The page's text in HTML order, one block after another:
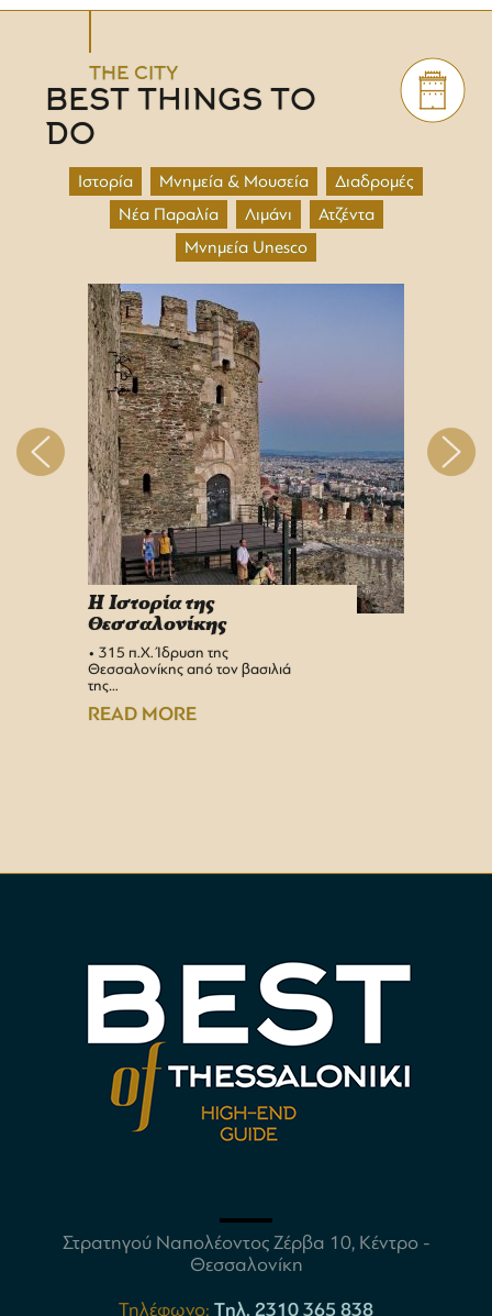
THE CITY
BEST THINGS TO
DO
Ιστορία Μνημεία & Μουσεία
Διαδρομές
Νέα Παραλία
Λιμάνι
Ατζέντα
Μνημεία Unesco
H Iστορία της
Θεσσαλονίκης
• 315 π.Χ. Ίδρυση της
Θεσσαλονίκης από τον βασιλιά
της…
READ MORE
Στρατηγού Ναπολέοντος Ζέρβα 10, Κέντρο -
Θεσσαλονίκη
Τηλέφωνο: Tηλ. 2310 365 838